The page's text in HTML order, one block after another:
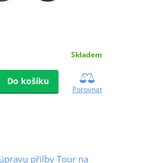
Skladem
Do košíku
Porovnat
přilby Tour na